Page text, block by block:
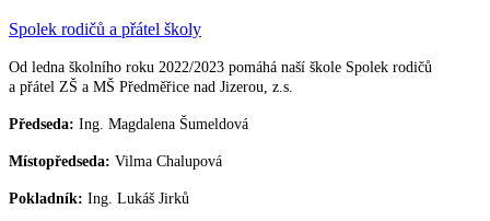
Spolek rodičů a přátel školy
Od ledna školního roku 2022/2023 pomáhá naší škole Spolek rodičů
a přátel ZŠ a MŠ Předměřice nad Jizerou, z.s.
Předseda: Ing. Magdalena Šumeldová
Místopředseda: Vilma Chalupová
Pokladník: Ing. Lukáš Jirků